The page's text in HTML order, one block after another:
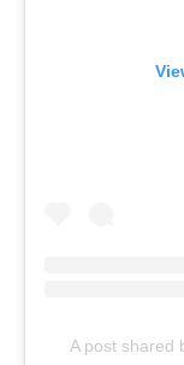
A post shared